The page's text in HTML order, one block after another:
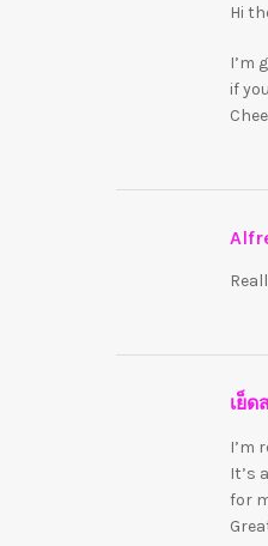
Hi
I’m
if
เย็
I’m
It’s
for